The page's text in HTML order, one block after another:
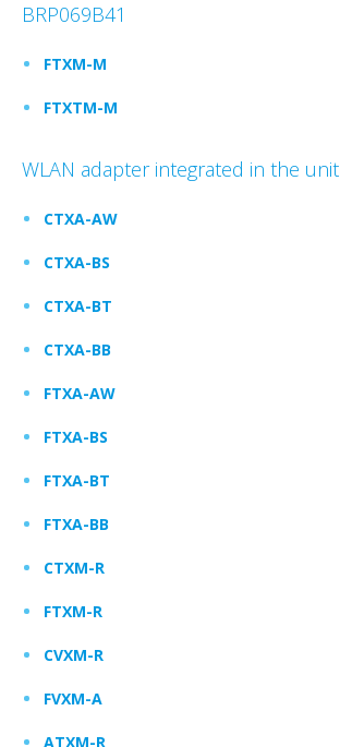
BRP069B41
FTXM-M
FTXTM-M
WLAN adapter integrated in the unit
CTXA-AW
CTXA-BS
CTXA-BT
CTXA-BB
FTXA-AW
FTXA-BS
FTXA-BT
FTXA-BB
CTXM-R
FTXM-R
CVXM-R
FVXM-A
ATXM-R